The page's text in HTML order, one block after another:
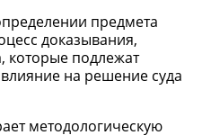
предмета
доказывания,
которые подлежат
на решение суда
методологическую